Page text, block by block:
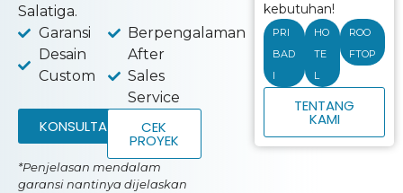
Salatiga.
Garansi
Desain
Custom
Berpengalaman
After
Sales
Service
KONSULTASI CEK
PROYEK
*Penjelasan mendalam
garansi nantinya dijelaskan
kebutuhan!
PRI
BAD
I
HO
TE
L
ROO
FTOP
TENTANG
KAMI